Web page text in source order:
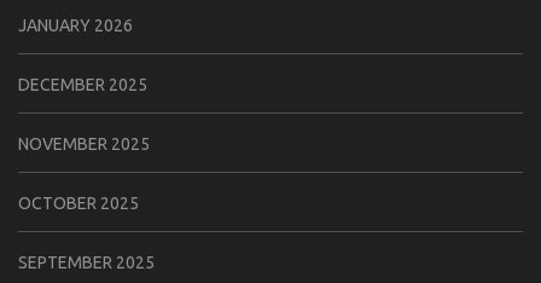
JANUARY 2026
DECEMBER 2025
NOVEMBER 2025
OCTOBER 2025
SEPTEMBER 2025